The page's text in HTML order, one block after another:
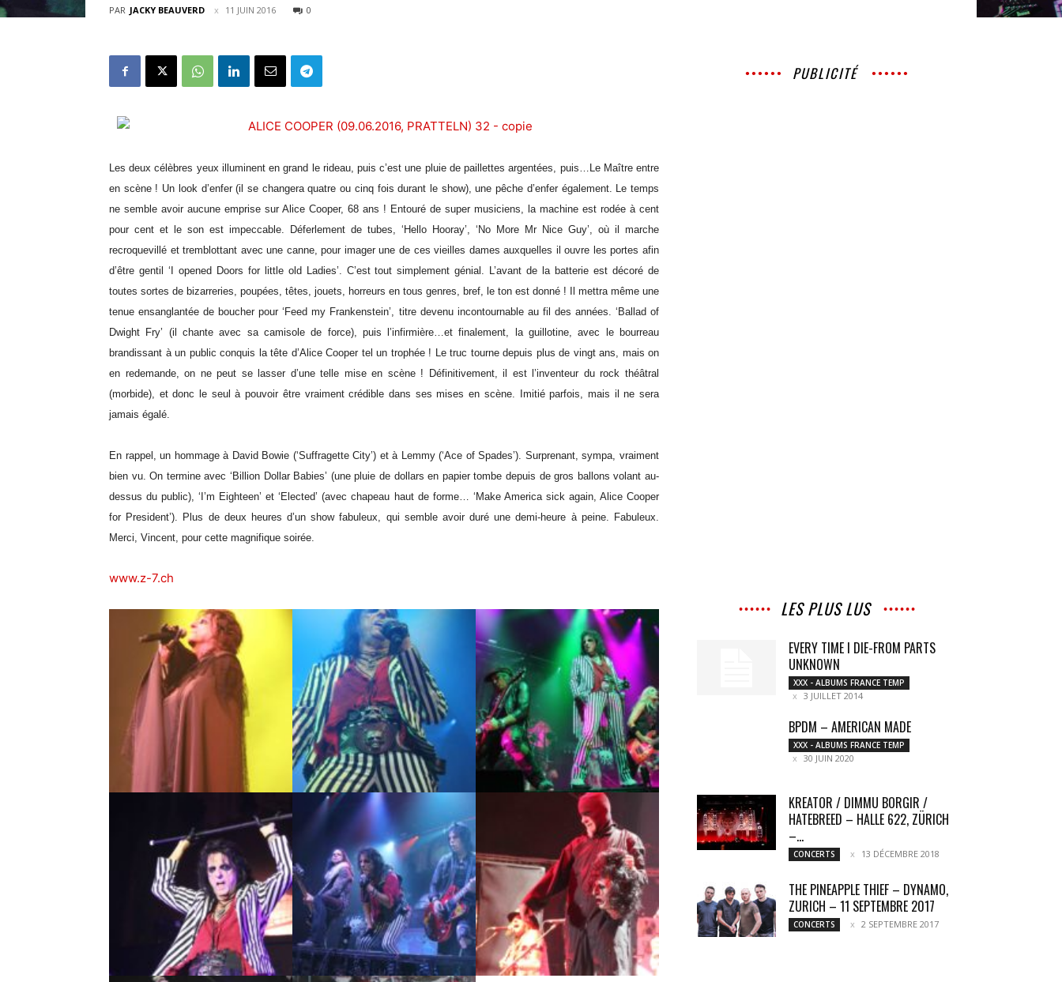
PAR JACKY BEAUVERD 11 JUIN 2016 0
Les deux célèbres yeux illuminent en grand le rideau, puis c’est une pluie de paillettes argentées, puis…Le Maître entre
en scène ! Un look d’enfer (il se changera quatre ou cinq fois durant le show), une pêche d’enfer également. Le temps
ne semble avoir aucune emprise sur Alice Cooper, 68 ans ! Entouré de super musiciens, la machine est rodée à cent
pour cent et le son est impeccable. Déferlement de tubes, ‘Hello Hooray’, ‘No More Mr Nice Guy’, où il marche
recroquevillé et tremblottant avec une canne, pour imager une de ces vieilles dames auxquelles il ouvre les portes afin
d’être gentil ‘I opened Doors for little old Ladies’. C’est tout simplement génial. L’avant de la batterie est décoré de
toutes sortes de bizarreries, poupées, têtes, jouets, horreurs en tous genres, bref, le ton est donné ! Il mettra même une
tenue ensanglantée de boucher pour ‘Feed my Frankenstein’, titre devenu incontournable au fil des années. ‘Ballad of
Dwight Fry’ (il chante avec sa camisole de force), puis l’infirmière…et finalement, la guillotine, avec le bourreau
brandissant à un public conquis la tête d’Alice Cooper tel un trophée ! Le truc tourne depuis plus de vingt ans, mais on
en redemande, on ne peut se lasser d’une telle mise en scène ! Définitivement, il est l’inventeur du rock théâtral
(morbide), et donc le seul à pouvoir être vraiment crédible dans ses mises en scène. Imitié parfois, mais il ne sera
jamais égalé.
En rappel, un hommage à David Bowie (‘Suffragette City’) et à Lemmy (‘Ace of Spades’). Surprenant, sympa, vraiment
bien vu. On termine avec ‘Billion Dollar Babies’ (une pluie de dollars en papier tombe depuis de gros ballons volant au-
dessus du public), ‘I’m Eighteen’ et ‘Elected’ (avec chapeau haut de forme… ‘Make America sick again, Alice Cooper
for President’). Plus de deux heures d’un show fabuleux, qui semble avoir duré une demi-heure à peine. Fabuleux.
Merci, Vincent, pour cette magnifique soirée.
www.z-7.ch
PUBLICITÉ
LES PLUS LUS
EVERY TIME I DIE-FROM PARTS
UNKNOWN
XXX - ALBUMS FRANCE TEMP
3 JUILLET 2014
BPDM – AMERICAN MADE
XXX - ALBUMS FRANCE TEMP
30 JUIN 2020
KREATOR / DIMMU BORGIR /
HATEBREED – HALLE 622, ZÜRICH
–...
CONCERTS 13 DÉCEMBRE 2018
THE PINEAPPLE THIEF – DYNAMO,
ZURICH – 11 SEPTEMBRE 2017
CONCERTS 2 SEPTEMBRE 2017